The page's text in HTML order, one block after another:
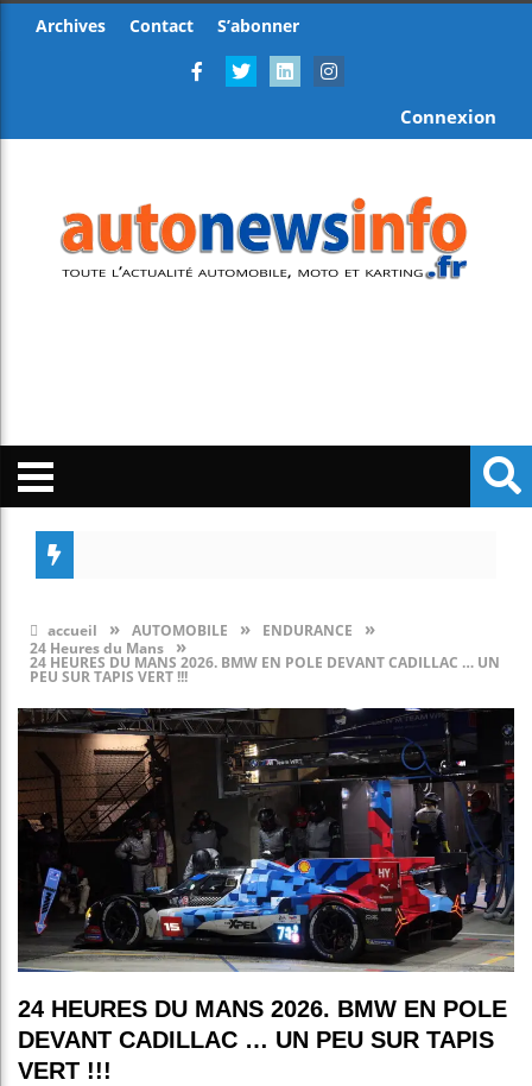
Archives Contact S’abonner
Connexion
accueil » AUTOMOBILE » ENDURANCE »
24 Heures du Mans »
24 HEURES DU MANS 2026. BMW EN POLE DEVANT CADILLAC … UN
PEU SUR TAPIS VERT !!!
24 HEURES DU MANS 2026. BMW EN POLE
DEVANT CADILLAC … UN PEU SUR TAPIS
VERT !!!